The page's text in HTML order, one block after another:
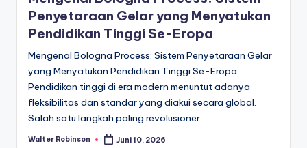
Penyetaraan Gelar yang Menyatukan
Pendidikan Tinggi Se-Eropa
Mengenal Bologna Process: Sistem Penyetaraan Gelar
yang Menyatukan Pendidikan Tinggi Se-Eropa
Pendidikan tinggi di era modern menuntut adanya
fleksibilitas dan standar yang diakui secara global.
Salah satu langkah paling revolusioner…
Posted
Walter Robinson Juni 10, 2026